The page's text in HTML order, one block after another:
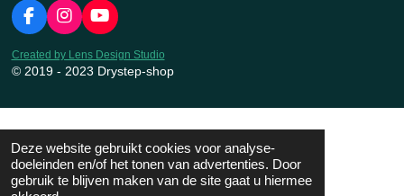
Deze website gebruikt cookies voor analyse-
doeleinden en/of het tonen van advertenties. Door
gebruik te blijven maken van de site gaat u hiermee
F
a
c
e
I
n
s
t
m
Y
o
u
T
Created by Lens Design Studio
© 2019 - 2023 Drystep-shop